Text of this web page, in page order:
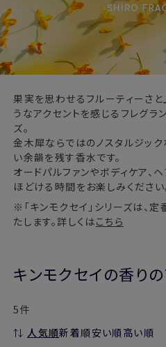
果実を思わせるフルーティーさ
うなアクセントを感じるフレグラ
ズ。
金木犀ならではのノスタルジック
い余韻を残す香水です。
オードパルファンやボディケア、
ほどける時間をお楽しみください
※「キンモクセイ」シリーズは、
たします。詳しくはこちら
キンモクセイの香りの
5件
人気順新着順安い順高い順